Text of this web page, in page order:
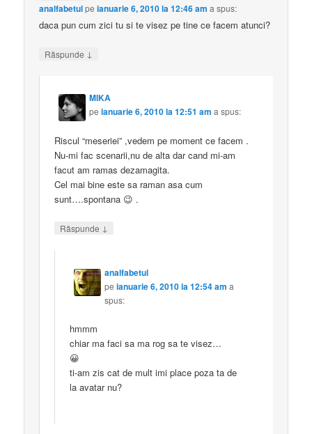
analfabetulpeianuarie 6, 2010 la 12:46 am a spus:
daca pun cum zici tu si te visez pe tine ce facem atunci?
Răspunde ↓
MIKA
peianuarie 6, 2010 la 12:51 am a spus:
Riscul “meseriei” ,vedem pe moment ce facem .
Nu-mi fac scenarii,nu de alta dar cand mi-am
facut am ramas dezamagita.
Cel mai bine este sa raman asa cum
sunt….spontana 😉 .
Răspunde ↓
analfabetul
peianuarie 6, 2010 la 12:54 am a
spus:
hmmm
chiar ma faci sa ma rog sa te visez…
😀
ti-am zis cat de mult imi place poza ta de
la avatar nu?